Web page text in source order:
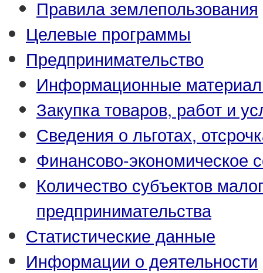
Правила землепользования
Целевые программы
Предпринимательство
Информационные
Закупка товаров, работ и
Сведения о льготах,
Финансово-экономическое
Количество субъектов
предпринимательства
Статистические данные
Информации о деятельности